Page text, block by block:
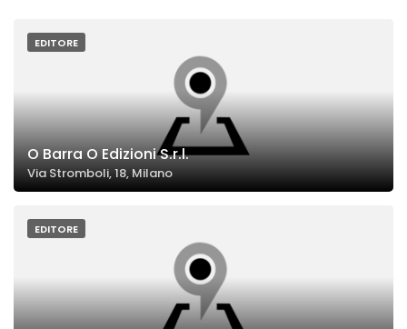
EDITORE
O Barra O Edizioni S.r.l.
Via Stromboli, 18, Milano
EDITORE